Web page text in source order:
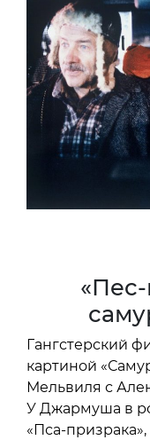
Гангстерский
картиной
Мельвиля с
У Джармуша в
«Пса-